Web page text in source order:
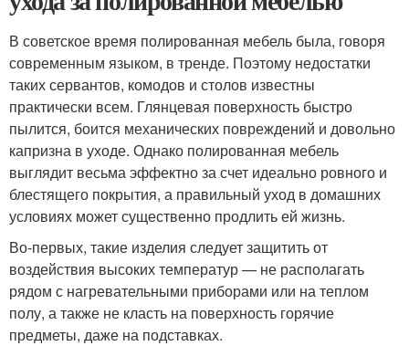
В советское время полированная мебель была, говоря
современным языком, в тренде. Поэтому недостатки
таких сервантов, комодов и столов известны
практически всем. Глянцевая поверхность быстро
пылится, боится механических повреждений и довольно
капризна в уходе. Однако полированная мебель
выглядит весьма эффектно за счет идеально ровного и
блестящего покрытия, а правильный уход в домашних
условиях может существенно продлить ей жизнь.
Во-первых, такие изделия следует защитить от
воздействия высоких температур — не располагать
рядом с нагревательными приборами или на теплом
полу, а также не класть на поверхность горячие
предметы, даже на подставках.